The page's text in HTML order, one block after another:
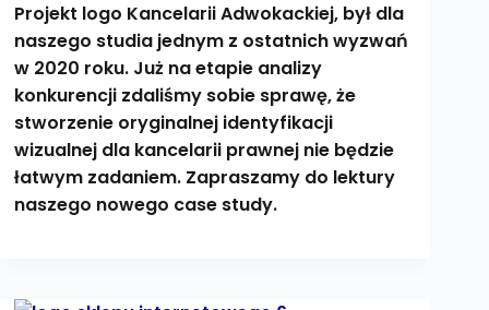
Projekt logo Kancelarii Adwokackiej, był dla
naszego studia jednym z ostatnich wyzwań
w 2020 roku. Już na etapie analizy
konkurencji zdaliśmy sobie sprawę, że
stworzenie oryginalnej identyfikacji
wizualnej dla kancelarii prawnej nie będzie
łatwym zadaniem. Zapraszamy do lektury
naszego nowego case study.